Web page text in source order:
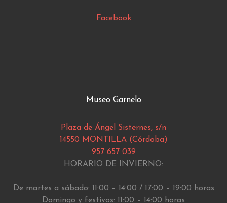
Facebook
Museo Garnelo
Plaza de Ángel Sisternes, s/n
14550 MONTILLA (Córdoba)
957 657 039
HORARIO DE INVIERNO:
De martes a sábado: 11:00 – 14:00 / 17:00 – 19:00 horas
Domingo y festivos: 11:00 – 14:00 horas